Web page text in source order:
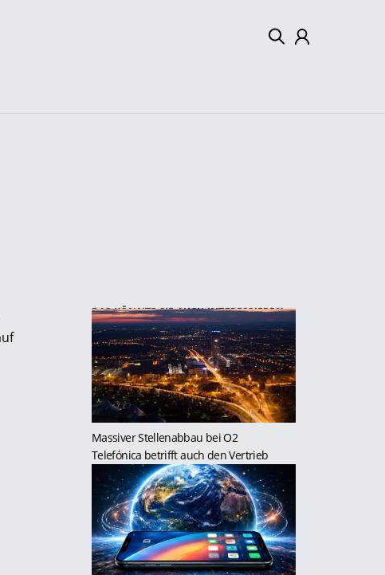
DAS KÖNNTE SIE AUCH INTERESSIEREN:
Massiver Stellenabbau bei O2
Telefónica betrifft auch den Vertrieb